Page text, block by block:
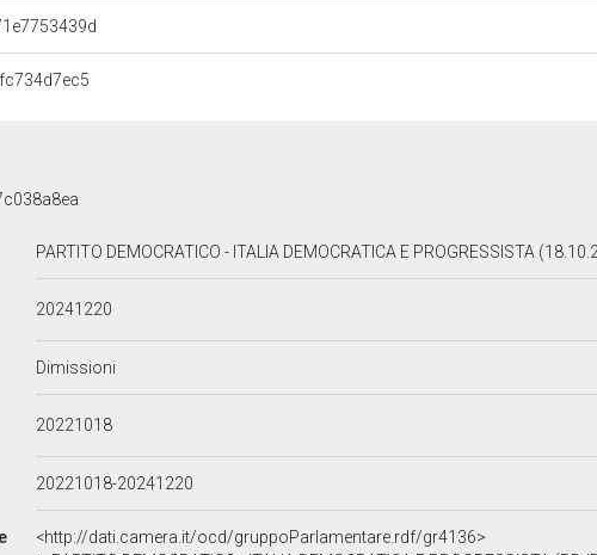
PARTITO DEMOCRATICO - ITALIA DEMOCRATICA E PROGRESSISTA
20241220
Dimissioni
20221018
20221018-20241220
<http://dati.camera.it/ocd/gruppoParlamentare.rdf/gr4136>